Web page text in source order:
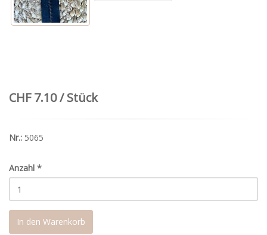
CHF 7.10 / Stück
Nr.: 5065
Anzahl *
In den Warenkorb